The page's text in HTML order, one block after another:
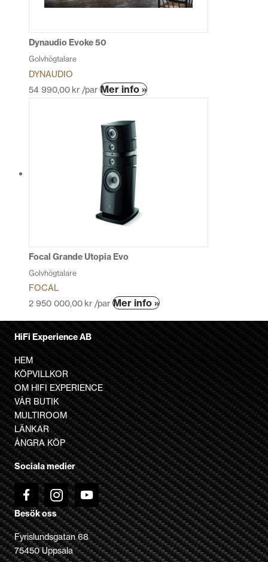
Dynaudio Evoke 50
Golvhögtalare
DYNAUDIO
54 990,00 kr /par Mer info »Den
Focal Grande Utopia Evo
Golvhögtalare
FOCAL
2 950 000,00 kr /par Mer info »Den
varianter.
De
olika
alternativen
kan
väljas
på
produktsidan
HiFi Experience AB
HEM
KÖPVILLKOR
OM HIFI EXPERIENCE
VÅR BUTIK
MULTIROOM
LÄNKAR
ÅNGRA KÖP
Sociala medier
Besök oss
Fyrislundsgatan 68
75450 Uppsala